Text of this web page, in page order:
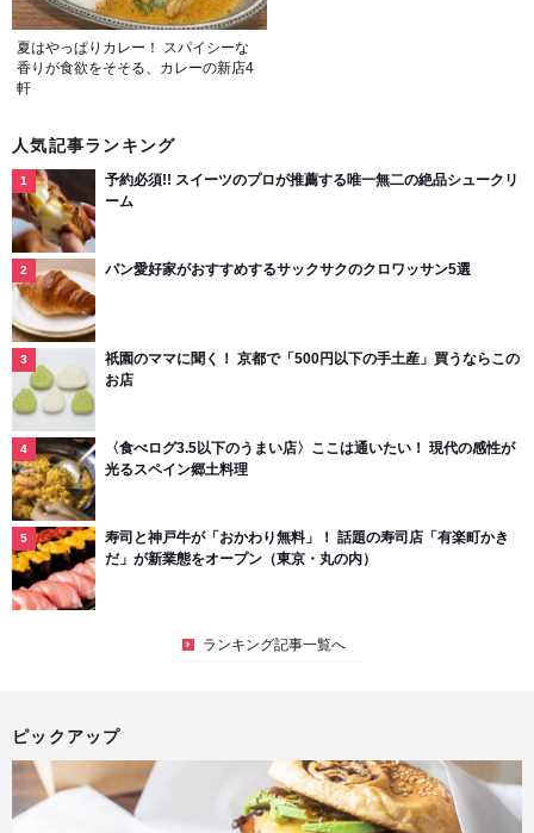
夏はやっぱりカレー！ スパイシーな
香りが食欲をそそる、カレーの新店4
軒
人気記事ランキング
予約必須!! スイーツのプロが推薦する唯一無二の絶品シュークリ
ーム
パン愛好家がおすすめするサックサクのクロワッサン5選
祇園のママに聞く！ 京都で「500円以下の手土産」買うならこの
お店
〈食べログ3.5以下のうまい店〉ここは通いたい！ 現代の感性が
光るスペイン郷土料理
寿司と神戸牛が「おかわり無料」！ 話題の寿司店「有楽町かき
だ」が新業態をオープン（東京・丸の内）
ランキング記事一覧へ
ピックアップ